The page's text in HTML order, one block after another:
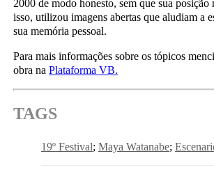
2000 de modo honesto, sem que sua
isso, utilizou imagens abertas que aludiam a
sua memória pessoal.
Para mais informações sobre os tópicos
obra na Plataforma VB.
TAGS
19º Festival Maya Watanabe